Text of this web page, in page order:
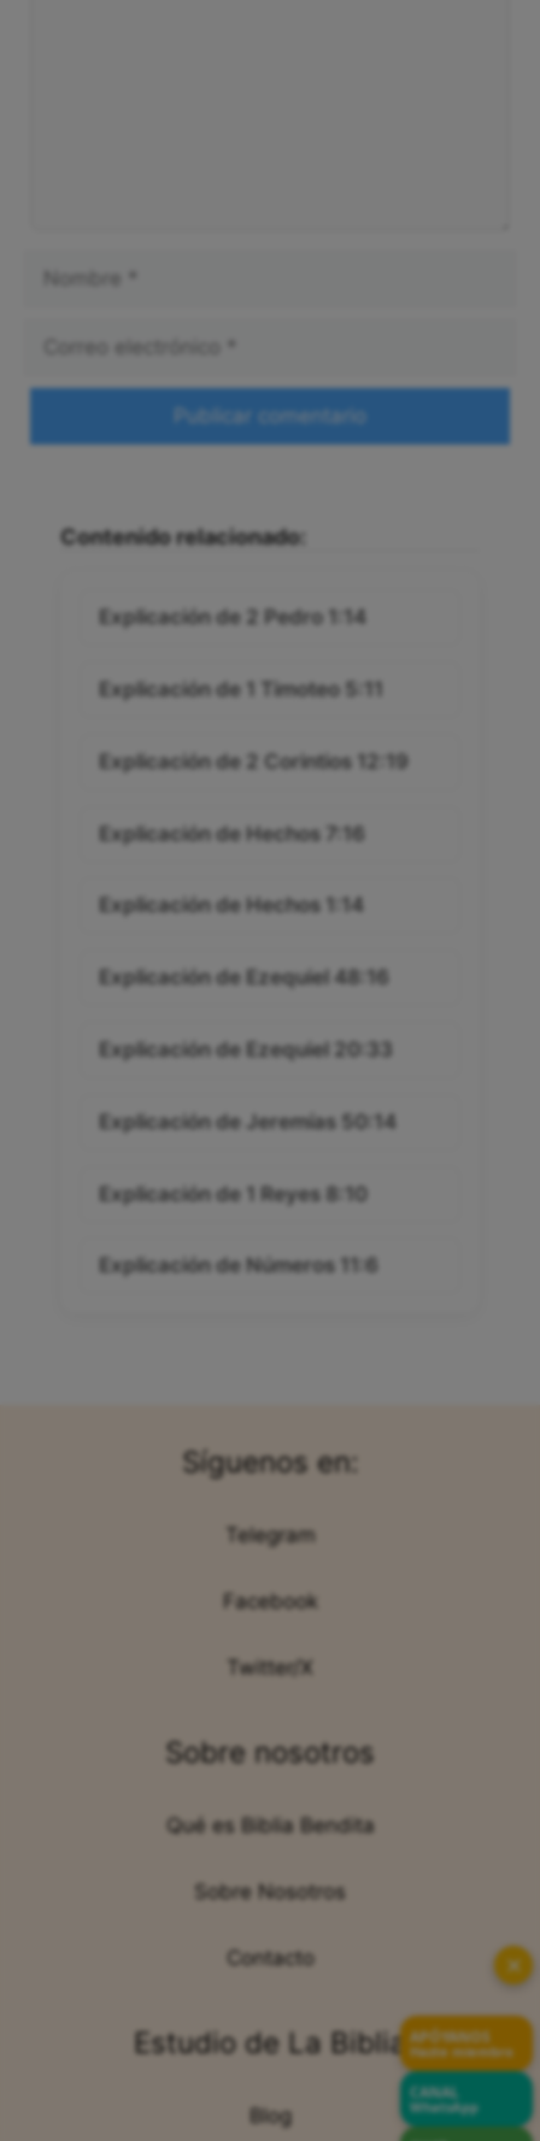
Contenido relacionado:
Explicación de 2 Pedro 1:14
Explicación de 1 Timoteo 5:11
Explicación de 2 Corintios 12:19
Explicación de Hechos 7:16
Explicación de Hechos 1:14
Explicación de Ezequiel 48:16
Explicación de Ezequiel 20:33
Explicación de Jeremías 50:14
Explicación de 1 Reyes 8:10
Explicación de Números 11:6
Síguenos en:
Telegram
Facebook
Twitter/X
Sobre nosotros
Qué es Biblia Bendita
Sobre Nosotros
Contacto
Estudio de La Biblia
Blog
✕
APÓYANOS
Hazte miembro
CANAL
WhatsApp